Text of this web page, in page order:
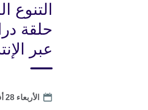
حلقة
عبر
Date
الأربعاء 28 أفريل 2021 -